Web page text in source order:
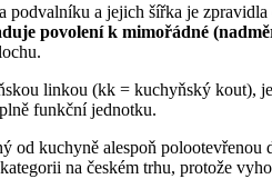
a jejich šířka je
povolení k mimořádné
linkou (kk = kuchyňský
funkční jednotku.
od kuchyně alespoň
na českém trhu, protože